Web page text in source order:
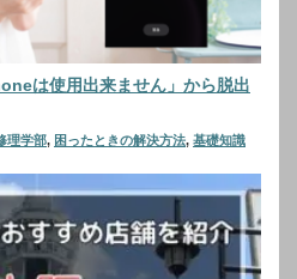
は使用出来ません」から脱出
理学部, 困ったときの解決方法, 基礎知識